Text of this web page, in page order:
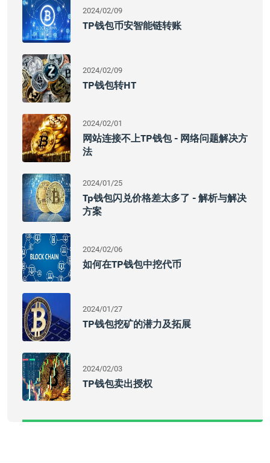
2024/02/09
TP钱包币安智能链转账
2024/02/09
TP钱包转HT
2024/02/01
网站连接不上TP钱包 - 网络问题解决方
法
2024/01/25
Tp钱包闪兑价格差太多了 - 解析与解决
方案
2024/02/06
如何在TP钱包中挖代币
2024/01/27
TP钱包挖矿的潜力及拓展
2024/02/03
TP钱包卖出授权